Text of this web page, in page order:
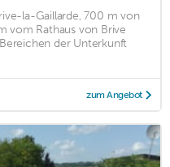
la-Gaillarde, 700 m von
vom Rathaus von Brive
der Unterkunft
zum Angebot